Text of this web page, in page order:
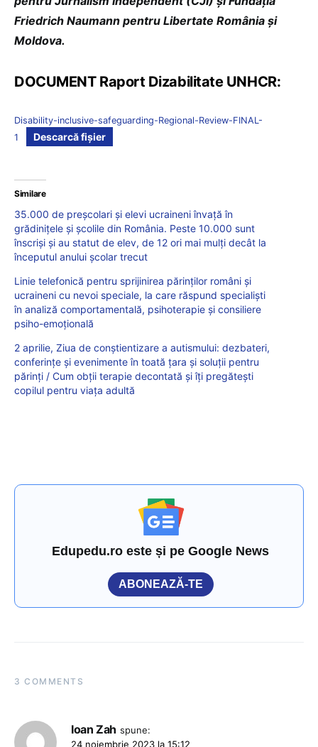
Friedrich Naumann pentru Libertate România și
Moldova.
DOCUMENT Raport Dizabilitate UNHCR:
Disability-inclusive-safeguarding-Regional-Review-FINAL-
1
Descarcă fișier
Similare
35.000 de preșcolari și elevi ucraineni învață în
grădinițele și școlile din România. Peste 10.000 sunt
înscriși și au statut de elev, de 12 ori mai mulți decât la
începutul anului școlar trecut
Linie telefonică pentru sprijinirea părinților români și
ucraineni cu nevoi speciale, la care răspund specialiști
în analiză comportamentală, psihoterapie și consiliere
psiho-emoțională
2 aprilie, Ziua de conștientizare a autismului: dezbateri,
conferințe și evenimente în toată țara și soluții pentru
părinți / Cum obții terapie decontată și îți pregătești
copilul pentru viața adultă
Edupedu.ro este și pe Google News
ABONEAZĂ-TE
3 COMMENTS
Ioan Zah spune:
24 noiembrie 2023 la 15:12